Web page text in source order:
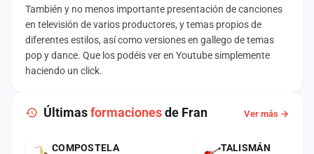
También y no menos importante presentación de canciones
en televisión de varios productores, y temas propios de
diferentes estilos, así como versiones en gallego de temas
pop y dance. Que los podéis ver en Youtube simplemente
haciendo un click.
Últimasformacionesde Fran Ver más →
ACTUALCOMPOSTELA TALISMÁN